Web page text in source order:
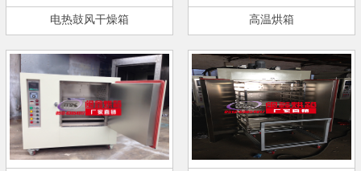
电热鼓风干燥箱 高温烘箱